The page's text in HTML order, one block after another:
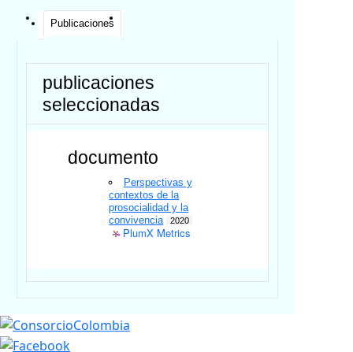
Publicaciones
publicaciones
seleccionadas
documento
Perspectivas y
contextos de la
prosocialidad y la
convivencia
2020
PlumX Metrics